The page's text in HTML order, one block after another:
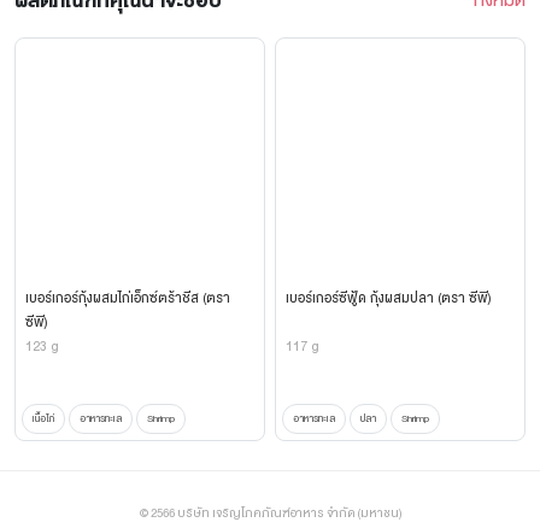
เบอร์เกอร์กุ้งผสมไก่เอ็กซ์ตร้าชีส (ตรา
ซีพี)
123 g
เนื้อไก่ อาหารทะเล Shrimp
เบอร์เกอร์ซีฟู้ด กุ้งผสมปลา (ตรา ซีพี)
117 g
อาหารทะเล ปลา Shrimp
© 2566 บริษัท เจริญโภคภัณฑ์อาหาร จำกัด (มหาชน)